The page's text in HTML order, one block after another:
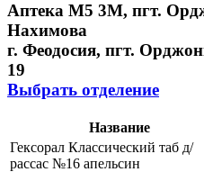
Аптека М5 3М, пгт.
Нахимова
г. Феодосия, пгт.
19
Выбрать отделение
Название
Гексорал Классический таб д/
рассас №16 апельсин